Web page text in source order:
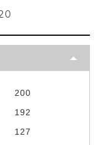
200
192
127